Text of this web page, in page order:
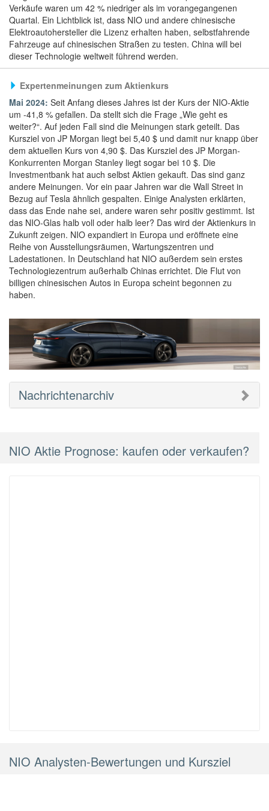
Verkäufe waren um 42 % niedriger als im vorangegangenen
Quartal. Ein Lichtblick ist, dass NIO und andere chinesische
Elektroautohersteller die Lizenz erhalten haben, selbstfahrende
Fahrzeuge auf chinesischen Straßen zu testen. China will bei
dieser Technologie weltweit führend werden.
Expertenmeinungen zum Aktienkurs
Mai 2024: Seit Anfang dieses Jahres ist der Kurs der NIO-Aktie
um -41,8 % gefallen. Da stellt sich die Frage „Wie geht es
weiter?“. Auf jeden Fall sind die Meinungen stark geteilt. Das
Kursziel von JP Morgan liegt bei 5,40 $ und damit nur knapp über
dem aktuellen Kurs von 4,90 $. Das Kursziel des JP Morgan-
Konkurrenten Morgan Stanley liegt sogar bei 10 $. Die
Investmentbank hat auch selbst Aktien gekauft. Das sind ganz
andere Meinungen. Vor ein paar Jahren war die Wall Street in
Bezug auf Tesla ähnlich gespalten. Einige Analysten erklärten,
dass das Ende nahe sei, andere waren sehr positiv gestimmt. Ist
das NIO-Glas halb voll oder halb leer? Das wird der Aktienkurs in
Zukunft zeigen. NIO expandiert in Europa und eröffnete eine
Reihe von Ausstellungsräumen, Wartungszentren und
Ladestationen. In Deutschland hat NIO außerdem sein erstes
Technologiezentrum außerhalb Chinas errichtet. Die Flut von
billigen chinesischen Autos in Europa scheint begonnen zu
haben.
Nachrichtenarchiv
NIO Aktie Prognose: kaufen oder verkaufen?
NIO Analysten-Bewertungen und Kursziel